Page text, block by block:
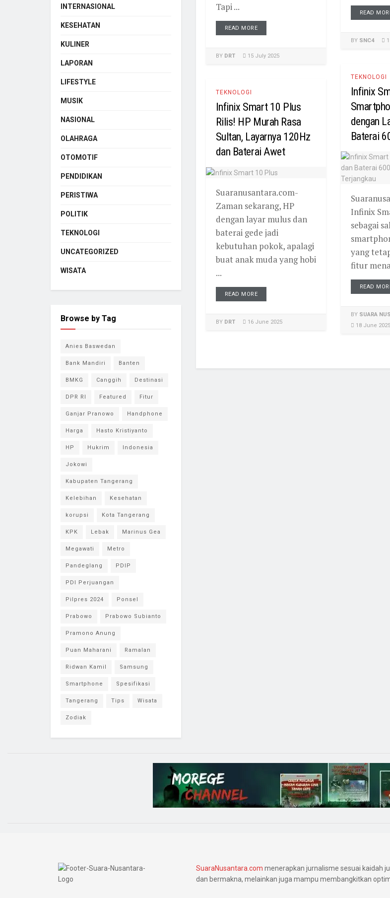
READ
BY SNC4
Tapi ...
READ MORE
BY DRT 15 July 2025
TEKNOLOGI
Infinix
dengan
Baterai
Infinix
sebagai
yang
fitur
READ
BY SUARA
18 June 2025
TEKNOLOGI
Infinix Smart 10 Plus
Rilis! HP Murah Rasa
Sultan, Layarnya 120Hz
dan Baterai Awet
Suaranusantara.com-
Zaman sekarang, HP
dengan layar mulus dan
baterai gede jadi
kebutuhan pokok, apalagi
buat anak muda yang hobi
...
READ MORE
BY DRT 16 June 2025
INTERNASIONAL
KESEHATAN
KULINER
LAPORAN
LIFESTYLE
MUSIK
NASIONAL
OLAHRAGA
OTOMOTIF
PENDIDIKAN
PERISTIWA
POLITIK
TEKNOLOGI
UNCATEGORIZED
WISATA
Browse by Tag
Anies Baswedan
Bank Mandiri Banten
BMKG Canggih Destinasi
DPR RI Featured Fitur
Ganjar Pranowo Handphone
Harga Hasto Kristiyanto
HP Hukrim Indonesia
Jokowi
Kabupaten Tangerang
Kelebihan Kesehatan
korupsi Kota Tangerang
KPK Lebak Marinus Gea
Megawati Metro
Pandeglang PDIP
PDI Perjuangan
Pilpres 2024 Ponsel
Prabowo Prabowo Subianto
Pramono Anung
Puan Maharani Ramalan
Ridwan Kamil Samsung
Smartphone Spesifikasi
Tangerang Tips Wisata
Zodiak
SuaraNusantara.com menerapkan jurnalisme sesuai kaidah
dan bermakna, melainkan juga mampu membangkitkan